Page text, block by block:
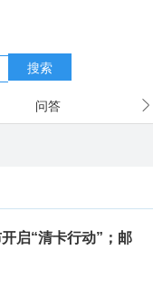
搜索
问答
启“清卡行动”；邮